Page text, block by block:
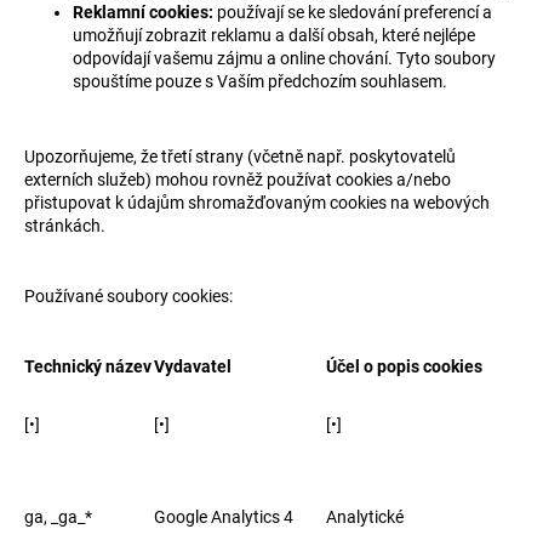
Reklamní cookies: používají se ke sledování preferencí a
umožňují zobrazit reklamu a další obsah, které nejlépe
odpovídají vašemu zájmu a online chování. Tyto soubory
spouštíme pouze s Vaším předchozím souhlasem.
Upozorňujeme, že třetí strany (včetně např. poskytovatelů
externích služeb) mohou rovněž používat cookies a/nebo
přistupovat k údajům shromažďovaným cookies na webových
stránkách.
Používané soubory cookies:
Technický názevVydavatel Účel o popis cookies
[•] [•] [•]
ga, _ga_* Google Analytics 4 Analytické